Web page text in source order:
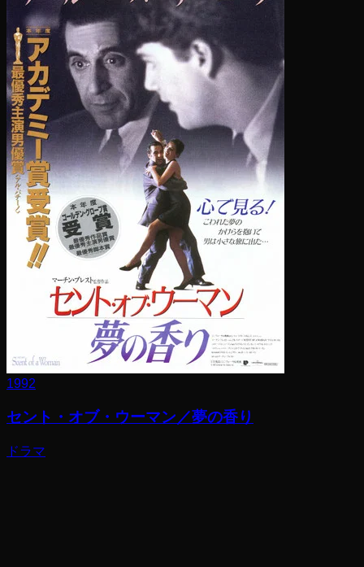
1992
セント・オブ・ウーマン／夢の香り
ドラマ